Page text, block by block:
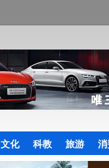
文化 科教 旅游 消